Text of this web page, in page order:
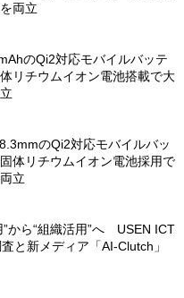
両立
のQi2対応モバイルバッテ
リチウムイオン電池搭載で大
のQi2対応モバイルバッ
体リチウムイオン電池採用で
立
”から“組織活用”へ USEN ICT
と新メディア「AI-Clutch」